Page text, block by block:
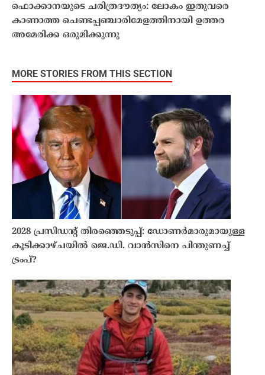
ഫൊക്കാനയുടെ ചരിത്രദൗത്യം: ലോകം ഇതുവരെ
കാണാത്ത ചെണ്ടപ്പഞ്ചാരിമേളത്തിനായി ഉത്തര
അമേരിക്ക ഒരുമിക്കുന്നു
MORE STORIES FROM THIS SECTION
2028 പ്രസിഡന്റ് തിരഞ്ഞെടുപ്പ്: ഡോണർമാരുമായുള്ള
കൂടിക്കാഴ്ചയിൽ ജെ.ഡി. വാൻസിനെ പിന്തുണച്ച്
ട്രംപ്?